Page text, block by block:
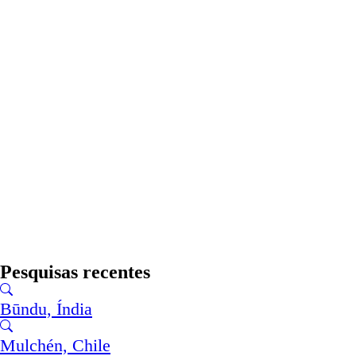
Pesquisas recentes
Būndu, Índia
Mulchén, Chile